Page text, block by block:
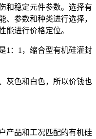
和稳定元件参数。选择有
、参数和种类进行选择，
能进行价格定位。
1：1，缩合型有机硅灌封
灰色和白色，所以价钱也
产品和工况匹配的有机硅